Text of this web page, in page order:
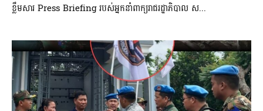
ខ្លឹមសារ Press Briefing របស់អ្នកនាំពាក្យរាជរដ្ឋាភិបាល ស...